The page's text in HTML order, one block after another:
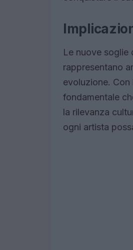
Le nuove soglie
rappresentano
evoluzione. Con
fondamentale
la rilevanza
ogni artista